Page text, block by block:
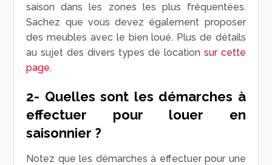
saison dans les zones les plus fréquentées.
Sachez que vous devez également proposer
des meubles avec le bien loué. Plus de détails
au sujet des divers types de location sur cette
page.
2- Quelles sont les démarches à
effectuer pour louer en
saisonnier ?
Notez que les démarches à effectuer pour une